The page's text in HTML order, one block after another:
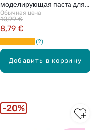
Добавить в корзину
моделирующая паста для
волос, 100мл
Обычная цена
8,79 €
10,99 €
2
20%